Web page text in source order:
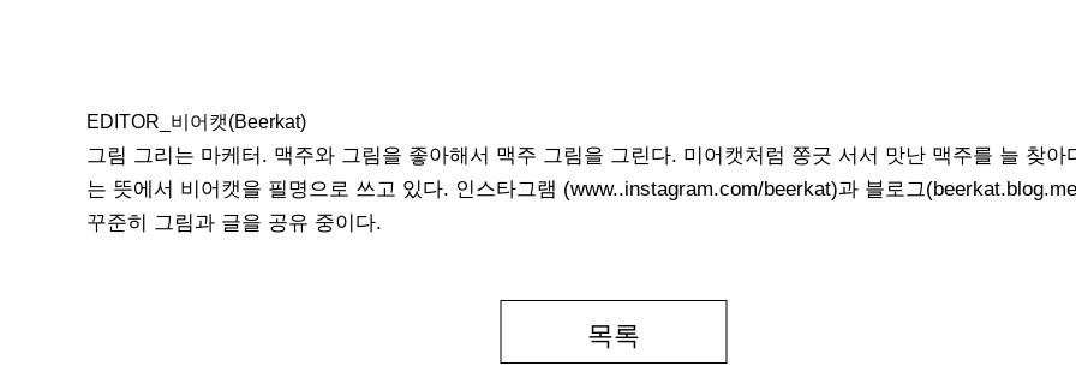
EDITOR_비어캣(Beerkat)
그림 그리는 마케터. 맥주와 그림을 좋아해서 맥주 그림을 그린다. 미어캣처럼 쫑긋 서서 맛난 맥주를 늘 찾아
는 뜻에서 비어캣을 필명으로 쓰고 있다. 인스타그램 (www..instagram.com/beerkat)과 블로그
꾸준히 그림과 글을 공유 중이다.
목록